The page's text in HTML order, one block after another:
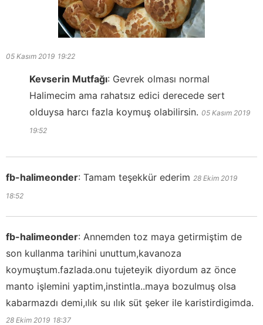
05 Kasım 2019 19:22
Kevserin Mutfağı: Gevrek olması normal
Halimecim ama rahatsız edici derecede sert
olduysa harcı fazla koymuş olabilirsin. 05 Kasım 2019
19:52
fb-halimeonder: Tamam teşekkür ederim 28 Ekim 2019
18:52
fb-halimeonder: Annemden toz maya getirmiştim de
son kullanma tarihini unuttum,kavanoza
koymuştum.fazlada.onu tujeteyik diyordum az önce
manto işlemini yaptim,instintla..maya bozulmuş olsa
kabarmazdı demi,ılık su ılık süt şeker ile karistirdigimda.
28 Ekim 2019 18:37